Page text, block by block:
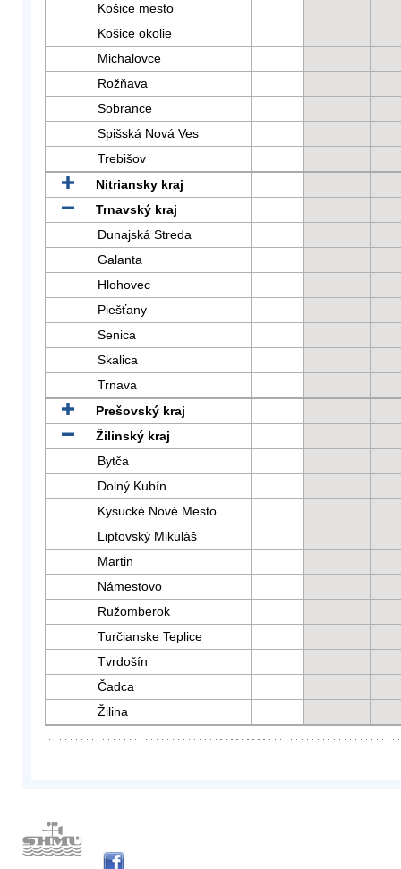
Košice mesto
Košice okolie
Michalovce
Rožňava
Sobrance
Spišská Nová Ves
Trebišov
Nitriansky kraj
Trnavský kraj
Dunajská Streda
Galanta
Hlohovec
Piešťany
Senica
Skalica
Trnava
Prešovský kraj
Žilinský kraj
Bytča
Dolný Kubín
Kysucké Nové Mesto
Liptovský Mikuláš
Martin
Námestovo
Ružomberok
Turčianske Teplice
Tvrdošín
Čadca
Žilina